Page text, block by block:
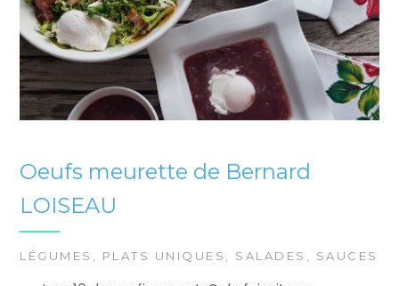
Oeufs meurette de Bernard
LOISEAU
LÉGUMES , PLATS UNIQUES , SALADES , SAUCES